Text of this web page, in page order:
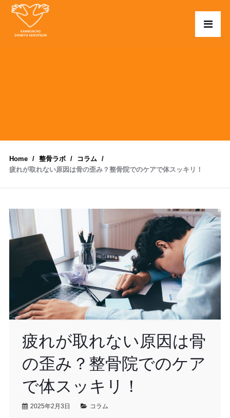
Home 整骨ラボ
コラム
疲れが取れない原因は骨の歪み？整骨院でのケアで体スッキリ！
疲れが取れない原因は骨
の歪み？整骨院でのケア
で体スッキリ！
2025年2月3日 コラム